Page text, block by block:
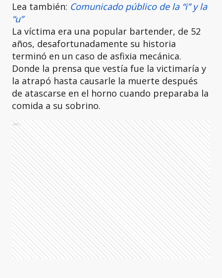
Lea también: Comunicado público de la “i” y la
“u”
La víctima era una popular bartender, de 52
años, desafortunadamente su historia
terminó en un caso de asfixia mecánica.
Donde la prensa que vestía fue la victimaría y
la atrapó hasta causarle la muerte después
de atascarse en el horno cuando preparaba la
comida a su sobrino.
Ads